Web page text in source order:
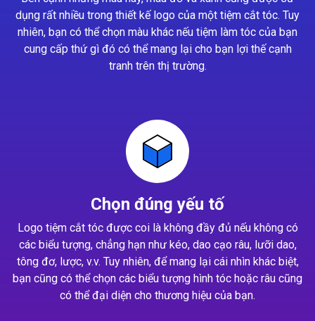
dụng rất nhiều trong thiết kế logo của một tiệm cắt tóc. Tuy
nhiên, bạn có thể chọn màu khác nếu tiệm làm tóc của bạn
cung cấp thứ gì đó có thể mang lại cho bạn lợi thế cạnh
tranh trên thị trường.
Chọn đúng yếu tố
Logo tiệm cắt tóc được coi là không đầy đủ nếu không có
các biểu tượng, chẳng hạn như kéo, dao cạo râu, lưỡi dao,
tông đơ, lược, v.v. Tuy nhiên, để mang lại cái nhìn khác biệt,
bạn cũng có thể chọn các biểu tượng hình tóc hoặc râu cũng
có thể đại diện cho thương hiệu của bạn.